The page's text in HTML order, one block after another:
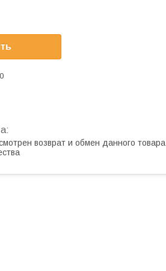
возврат и обмен данного товара